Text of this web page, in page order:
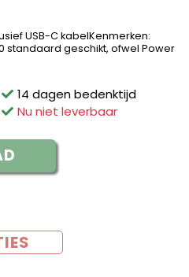
USB-C kabelKenmerken:
standaard geschikt, ofwel Power
14 dagen bedenktijd
Nu niet leverbaar